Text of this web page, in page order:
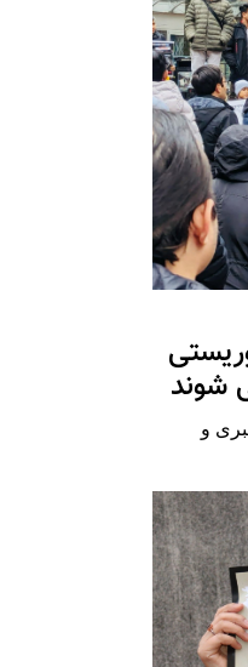
شوند
و